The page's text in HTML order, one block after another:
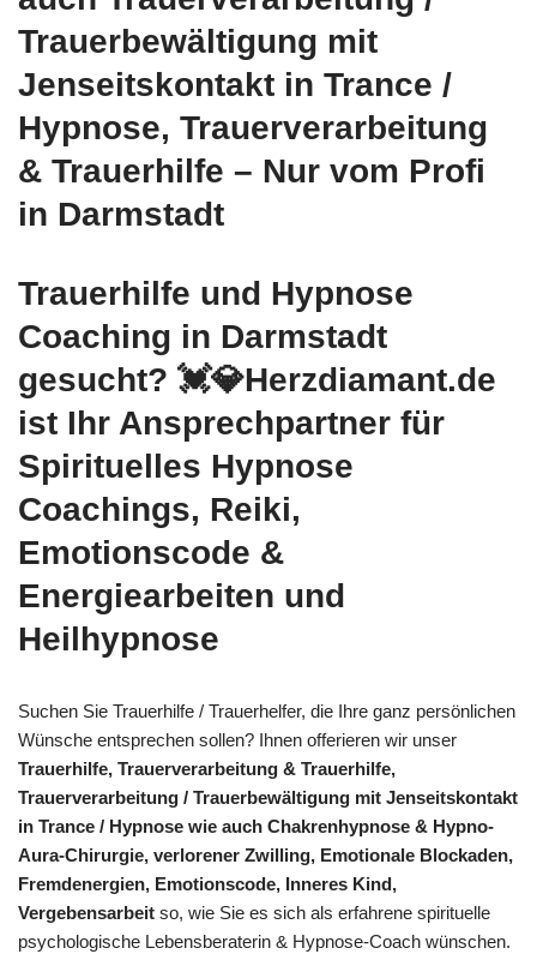
Trauerbewältigung mit
Jenseitskontakt in Trance /
Hypnose, Trauerverarbeitung
& Trauerhilfe – Nur vom Profi
in Darmstadt
Trauerhilfe und Hypnose
Coaching in Darmstadt
gesucht? 💓️💎Herzdiamant.de
ist Ihr Ansprechpartner für
Spirituelles Hypnose
Coachings, Reiki,
Emotionscode &
Energiearbeiten und
Heilhypnose
Suchen Sie Trauerhilfe / Trauerhelfer, die Ihre ganz persönlichen
Wünsche entsprechen sollen? Ihnen offerieren wir unser
Trauerhilfe, Trauerverarbeitung & Trauerhilfe,
Trauerverarbeitung / Trauerbewältigung mit Jenseitskontakt
in Trance / Hypnose wie auch Chakrenhypnose & Hypno-
Aura-Chirurgie, verlorener Zwilling, Emotionale Blockaden,
Fremdenergien, Emotionscode, Inneres Kind,
Vergebensarbeit so, wie Sie es sich als erfahrene spirituelle
psychologische Lebensberaterin & Hypnose-Coach wünschen.